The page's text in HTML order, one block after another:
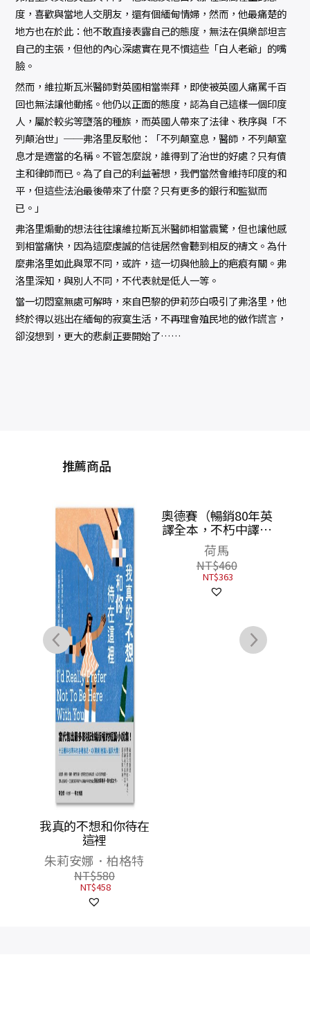
度，喜歡與當地人交朋友，還有個緬甸情婦，然而，他最痛楚的
地方也在於此：他不敢直接表露自己的態度，無法在俱樂部坦言
自己的主張，但他的內心深處實在見不慣這些「白人老爺」的嘴
臉。
然而，維拉斯瓦米醫師對英國相當崇拜，即使被英國人痛罵千百
回也無法讓他動搖。他仍以正面的態度，認為自己這樣一個印度
人，屬於較劣等墮落的種族，而英國人帶來了法律、秩序與「不
列顛治世」──弗洛里反駁他：「不列顛窒息，醫師，不列顛窒
息才是適當的名稱。不管怎麼說，誰得到了治世的好處？只有債
主和律師而已。為了自己的利益著想，我們當然會維持印度的和
平，但這些法治最後帶來了什麼？只有更多的銀行和監獄而
已。」
弗洛里煽動的想法往往讓維拉斯瓦米醫師相當震驚，但也讓他感
到相當痛快，因為這麼虔誠的信徒居然會聽到相反的禱文。為什
麼弗洛里如此與眾不同，或許，這一切與他臉上的疤痕有關。弗
洛里深知，與別人不同，不代表就是低人一等。
當一切悶窒無處可解時，來自巴黎的伊莉莎白吸引了弗洛里，他
終於得以逃出在緬甸的寂寞生活，不再理會殖民地的做作謊言，
卻沒想到，更大的悲劇正要開始了……
推薦商品
我真的不想和你待在
這裡
朱莉安娜．柏格特
NT$580
NT$458